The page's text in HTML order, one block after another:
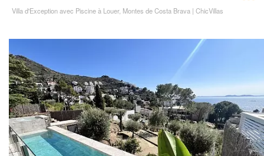
Villa d'Exception avec Piscine à Louer, Montes de Costa Brava | ChicVillas